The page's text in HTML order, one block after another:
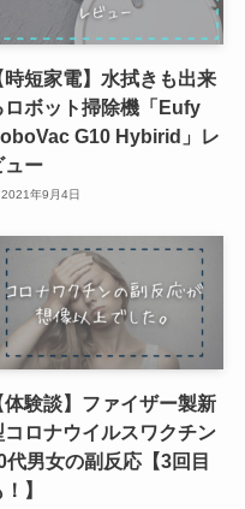
時短家電】水拭きも出来
ロボット掃除機「Eufy
G10 Hybirid」レ
ュー
2021年9月4日
体験談】ファイザー製新
コロナウイルスワクチン
代男女の副反応【3回目
！】